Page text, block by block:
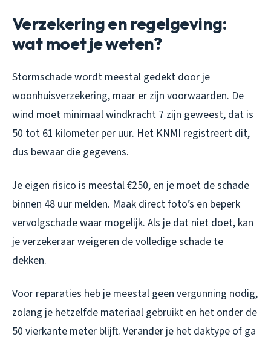
Verzekering en regelgeving:
wat moet je weten?
Stormschade wordt meestal gedekt door je
woonhuisverzekering, maar er zijn voorwaarden. De
wind moet minimaal windkracht 7 zijn geweest, dat is
50 tot 61 kilometer per uur. Het KNMI registreert dit,
dus bewaar die gegevens.
Je eigen risico is meestal €250, en je moet de schade
binnen 48 uur melden. Maak direct foto’s en beperk
vervolgschade waar mogelijk. Als je dat niet doet, kan
je verzekeraar weigeren de volledige schade te
dekken.
Voor reparaties heb je meestal geen vergunning nodig,
zolang je hetzelfde materiaal gebruikt en het onder de
50 vierkante meter blijft. Verander je het daktype of ga